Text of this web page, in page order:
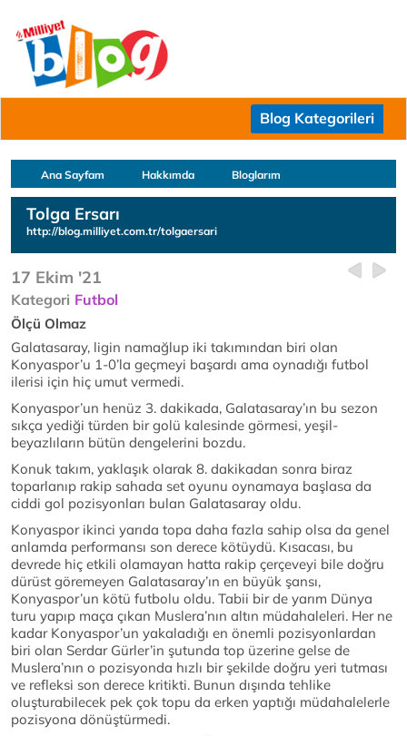
Blog Kategorileri
Ana Sayfam Hakkımda Bloglarım
Tolga Ersarı
http://blog.milliyet.com.tr/tolgaersari
17 Ekim '21
Kategori Futbol
Ölçü Olmaz
Galatasaray, ligin namağlup iki takımından biri olan
Konyaspor’u 1-0’la geçmeyi başardı ama oynadığı futbol
ilerisi için hiç umut vermedi.
Konyaspor’un henüz 3. dakikada, Galatasaray’ın bu sezon
sıkça yediği türden bir golü kalesinde görmesi, yeşil-
beyazlıların bütün dengelerini bozdu.
Konuk takım, yaklaşık olarak 8. dakikadan sonra biraz
toparlanıp rakip sahada set oyunu oynamaya başlasa da
ciddi gol pozisyonları bulan Galatasaray oldu.
Konyaspor ikinci yarıda topa daha fazla sahip olsa da genel
anlamda performansı son derece kötüydü. Kısacası, bu
devrede hiç etkili olamayan hatta rakip çerçeveyi bile doğru
dürüst göremeyen Galatasaray’ın en büyük şansı,
Konyaspor’un kötü futbolu oldu. Tabii bir de yarım Dünya
turu yapıp maça çıkan Muslera’nın altın müdahaleleri. Her ne
kadar Konyaspor’un yakaladığı en önemli pozisyonlardan
biri olan Serdar Gürler’in şutunda top üzerine gelse de
Muslera’nın o pozisyonda hızlı bir şekilde doğru yeri tutması
ve refleksi son derece kritikti. Bunun dışında tehlike
oluşturabilecek pek çok topu da erken yaptığı müdahalelerle
pozisyona dönüştürmedi.